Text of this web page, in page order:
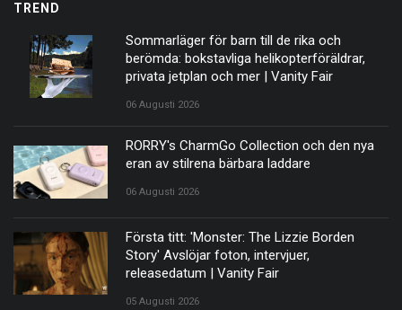
TREND
Sommarläger för barn till de rika och
berömda: bokstavliga helikopterföräldrar,
privata jetplan och mer | Vanity Fair
06 Augusti 2026
RORRY's CharmGo Collection och den nya
eran av stilrena bärbara laddare
06 Augusti 2026
Första titt: 'Monster: The Lizzie Borden
Story' Avslöjar foton, intervjuer,
releasedatum | Vanity Fair
05 Augusti 2026